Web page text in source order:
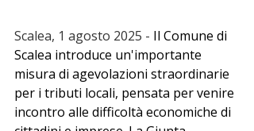
Scalea, 1 agosto 2025 - Il Comune di
Scalea introduce un'importante
misura di agevolazioni straordinarie
per i tributi locali, pensata per venire
incontro alle difficoltà economiche di